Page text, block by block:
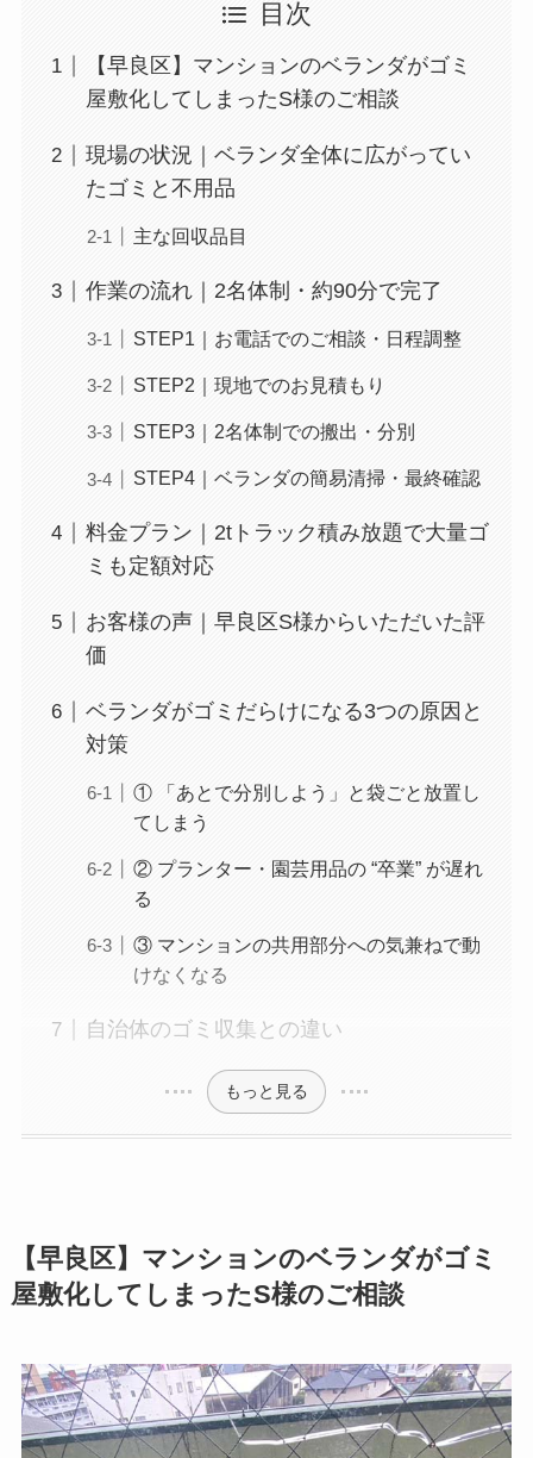
目次
【早良区】マンションのベランダがゴミ
屋敷化してしまったS様のご相談
現場の状況｜ベランダ全体に広がってい
たゴミと不用品
主な回収品目
作業の流れ｜2名体制・約90分で完了
STEP1｜お電話でのご相談・日程調整
STEP2｜現地でのお見積もり
STEP3｜2名体制での搬出・分別
STEP4｜ベランダの簡易清掃・最終確認
料金プラン｜2tトラック積み放題で大量ゴ
ミも定額対応
お客様の声｜早良区S様からいただいた評
価
ベランダがゴミだらけになる3つの原因と
対策
① 「あとで分別しよう」と袋ごと放置し
てしまう
② プランター・園芸用品の “卒業” が遅れ
る
③ マンションの共用部分への気兼ねで動
けなくなる
自治体のゴミ収集との違い
もっと見る
【早良区】マンションのベランダがゴミ
屋敷化してしまったS様のご相談